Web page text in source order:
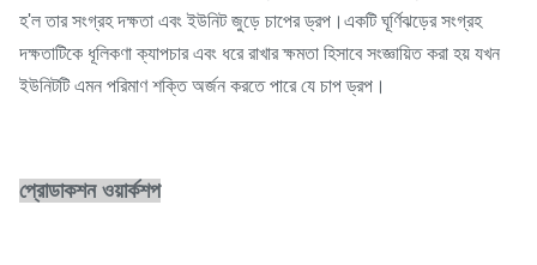
হ'ল তার সংগ্রহ দক্ষতা এবং ইউনিট জুড়ে চাপের ড্রপ।একটি ঘূর্ণিঝড়ের সংগ্রহ
দক্ষতাটিকে ধূলিকণা ক্যাপচার এবং ধরে রাখার ক্ষমতা হিসাবে সংজ্ঞায়িত করা হয় যখন
ইউনিটটি এমন পরিমাণ শক্তি অর্জন করতে পারে যে চাপ ড্রপ।
প্রোডাকশন ওয়ার্কশপ